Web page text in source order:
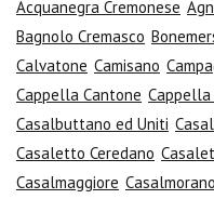
Acquanegra Cremonese
Bagnolo Cremasco
Calvatone Camisano
Cappella Cantone Cappella
Casalbuttano ed Uniti
Casaletto Ceredano
Casalmaggiore Casalmorano